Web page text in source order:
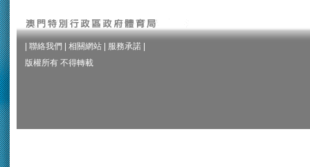
聯絡我們 相關網站 服務承諾
版權所有 不得轉載